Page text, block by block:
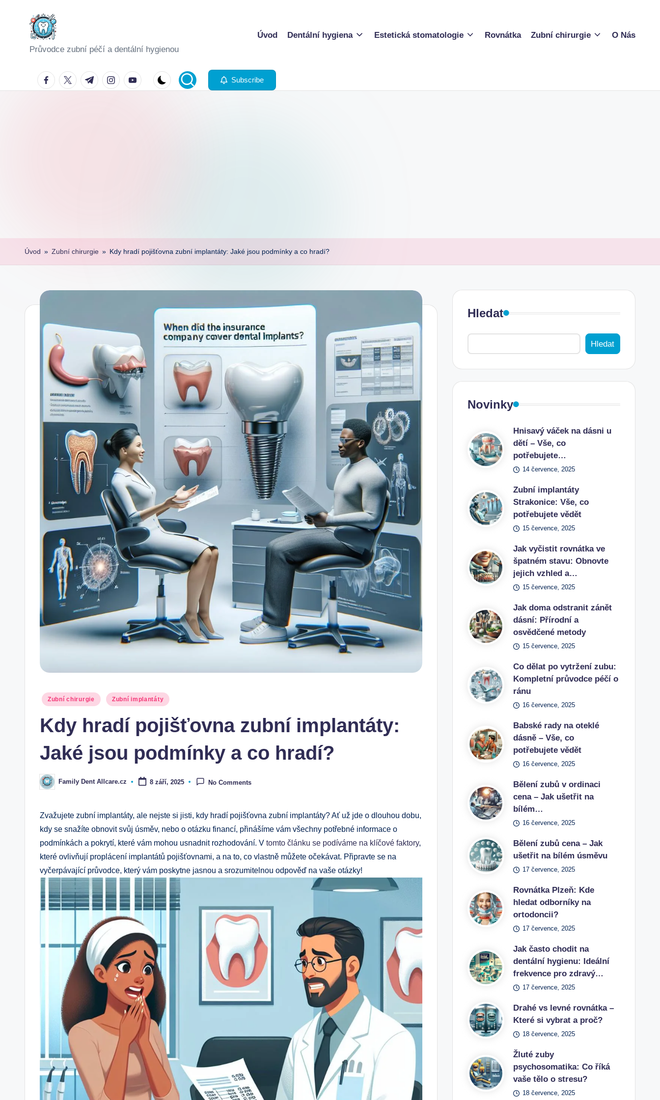
Průvodce zubní péčí a dentální hygienou
Úvod Dentální hygiena Estetická stomatologie Rovnátka Zubní chirurgie O Nás
facebook.com
twitter.com
t.me instagram.com
youtube.com Subscribe
Úvod » Zubní chirurgie » Kdy hradí pojišťovna zubní implantáty: Jaké jsou podmínky a co hradí?
Posted
Zubní chirurgie Zubní implantáty
Kdy hradí pojišťovna zubní implantáty:
Jaké jsou podmínky a co hradí?
Posted
by
Family Dent Allcare.cz 8 září, 2025 No Comments
Zvažujete zubní implantáty, ale nejste si jisti, kdy hradí pojišťovna zubní implantáty? Ať už jde o dlouhou dobu,
kdy se snažíte obnovit svůj úsměv, nebo o otázku financí, přinášíme vám všechny potřebné informace o
podmínkách a pokrytí, které vám mohou usnadnit rozhodování. V tomto článku se podíváme na klíčové faktory,
které ovlivňují proplácení implantátů pojišťovnami, a na to, co vlastně můžete očekávat. Připravte se na
vyčerpávající průvodce, který vám poskytne jasnou a srozumitelnou odpověď na vaše otázky!
Hledat
Hledat
Novinky
Hnisavý váček na dásni u
dětí – Vše, co
potřebujete…
14 července, 2025
Zubní implantáty
Strakonice: Vše, co
potřebujete vědět
15 července, 2025
Jak vyčistit rovnátka ve
špatném stavu: Obnovte
jejich vzhled a…
15 července, 2025
Jak doma odstranit zánět
dásní: Přírodní a
osvědčené metody
15 července, 2025
Co dělat po vytržení zubu:
Kompletní průvodce péčí o
ránu
16 července, 2025
Babské rady na oteklé
dásně – Vše, co
potřebujete vědět
16 července, 2025
Bělení zubů v ordinaci
cena – Jak ušetřit na
bílém…
16 července, 2025
Bělení zubů cena – Jak
ušetřit na bílém úsměvu
17 července, 2025
Rovnátka Plzeň: Kde
hledat odborníky na
ortodoncii?
17 července, 2025
Jak často chodit na
dentální hygienu: Ideální
frekvence pro zdravý…
17 července, 2025
Drahé vs levné rovnátka –
Které si vybrat a proč?
18 července, 2025
Žluté zuby
psychosomatika: Co říká
vaše tělo o stresu?
18 července, 2025